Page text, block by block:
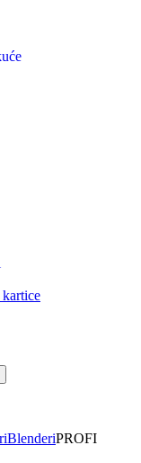
BlenderiPROFI